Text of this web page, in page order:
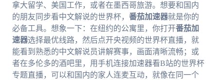
拿大留学、美国工作，或者在墨西哥旅游。想要和国内
的朋友同步看中文解说的世界杯， 番茄加速器就是你的
必备工具。想象一下：在纽约的公寓里，你打开番茄加
速器选择最优线路，然后点开央视频的世界杯直播，就
能看到熟悉的中文解说员讲解赛事，画面清晰流畅；或
者在多伦多的酒吧里，用手机连接加速器看B站的世界杯
专题直播，可以和国内的家人连麦互动，就像在同一个